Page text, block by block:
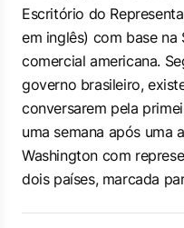
Escritório do
em inglês) com base na
comercial americana.
governo brasileiro,
conversarem pela
uma semana após uma
Washington com
dois países, marcada